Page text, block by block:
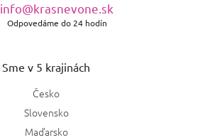
info@krasnevone.sk
Odpovedáme do 24 hodín
Sme v 5 krajinách
Česko
Slovensko
Maďarsko